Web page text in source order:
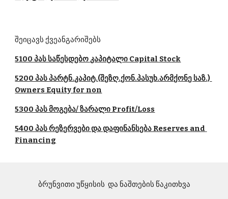
შეიცავს ქვეანგარიშებს
5100 პას საწესდებო კაპიტალი Capital Stock
5200 პას პარტნ.კაპიტ.(შეზღ.ქონ.პასუხ.არმქონე საზ.)
Owners Equity for non
5300 პას მოგება/ ზარალი Profit/Loss
5400 პას რეზერვები და დაფინანსება Reserves and
Financing
ბრუნვითი უწყისის  და ნაშთების წაკითხვა